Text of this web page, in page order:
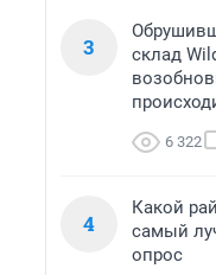
3
склад
6 322
4
Какой
самый
опрос